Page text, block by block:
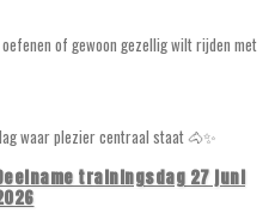
of gewoon gezellig wilt rijden met
waar plezier centraal staat 🐴✨
trainingsdag 27 juni